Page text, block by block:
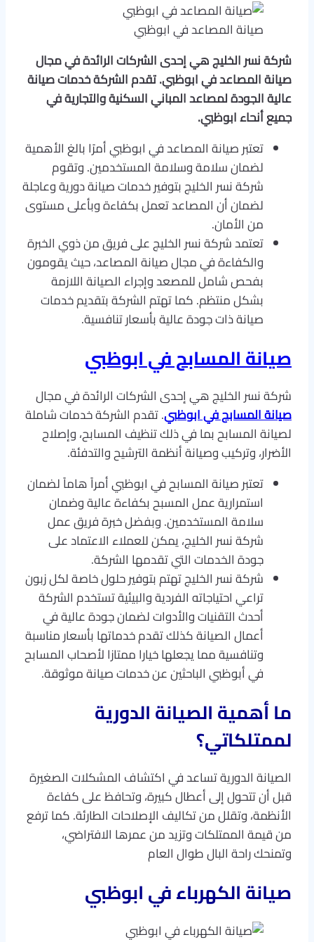
صيانة المصاعد في ابوظبي
شركة نسر الخليج هي إحدى الشركات الرائدة في مجال
صيانة المصاعد في ابوظبي. تقدم الشركة خدمات صيانة
عالية الجودة لمصاعد المباني السكنية والتجارية في
جميع أنحاء ابوظبي.
تعتبر صيانة المصاعد في ابوظبي أمرًا بالغ الأهمية
لضمان سلامة وسلامة المستخدمين. وتقوم
شركة نسر الخليج بتوفير خدمات صيانة دورية وعاجلة
لضمان أن المصاعد تعمل بكفاءة وبأعلى مستوى
من الأمان.
تعتمد شركة نسر الخليج على فريق من ذوي الخبرة
والكفاءة في مجال صيانة المصاعد، حيث يقومون
بفحص شامل للمصعد وإجراء الصيانة اللازمة
بشكل منتظم. كما تهتم الشركة بتقديم خدمات
صيانة ذات جودة عالية بأسعار تنافسية.
صيانة المسابح في ابوظبي
شركة نسر الخليج هي إحدى الشركات الرائدة في مجال
صيانة المسابح في ابوظبي. تقدم الشركة خدمات شاملة
لصيانة المسابح بما في ذلك تنظيف المسابح، وإصلاح
الأضرار، وتركيب وصيانة أنظمة الترشيح والتدفئة.
تعتبر صيانة المسابح في ابوظبي أمراً هاماً لضمان
استمرارية عمل المسبح بكفاءة عالية وضمان
سلامة المستخدمين. وبفضل خبرة فريق عمل
شركة نسر الخليج، يمكن للعملاء الاعتماد على
جودة الخدمات التي تقدمها الشركة.
شركة نسر الخليج تهتم بتوفير حلول خاصة لكل زبون
تراعي احتياجاته الفردية والبيئية تستخدم الشركة
أحدث التقنيات والأدوات لضمان جودة عالية في
أعمال الصيانة كذلك تقدم خدماتها بأسعار مناسبة
وتنافسية مما يجعلها خيارا ممتازا لأصحاب المسابح
في أبوظبي الباحثين عن خدمات صيانة موثوقة.
ما أهمية الصيانة الدورية
لممتلكاتي؟
الصيانة الدورية تساعد في اكتشاف المشكلات الصغيرة
قبل أن تتحول إلى أعطال كبيرة، وتحافظ على كفاءة
الأنظمة، وتقلل من تكاليف الإصلاحات الطارئة. كما ترفع
من قيمة الممتلكات وتزيد من عمرها الافتراضي،
وتمنحك راحة البال طوال العام
صيانة الكهرباء في ابوظبي